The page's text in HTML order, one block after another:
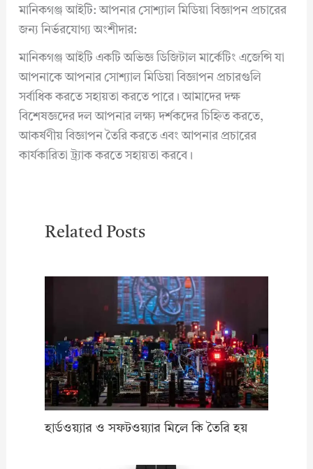
মানিকগঞ্জ আইটি: আপনার সোশ্যাল মিডিয়া বিজ্ঞাপন প্রচারের
জন্য নির্ভরযোগ্য অংশীদার:
মানিকগঞ্জ আইটি একটি অভিজ্ঞ ডিজিটাল মার্কেটিং এজেন্সি যা
আপনাকে আপনার সোশ্যাল মিডিয়া বিজ্ঞাপন প্রচারগুলি
সর্বাধিক করতে সহায়তা করতে পারে। আমাদের দক্ষ
বিশেষজ্ঞদের দল আপনার লক্ষ্য দর্শকদের চিহ্নিত করতে,
আকর্ষণীয় বিজ্ঞাপন তৈরি করতে এবং আপনার প্রচারের
কার্যকারিতা ট্র্যাক করতে সহায়তা করবে।
Related Posts
হার্ডওয়্যার ও সফটওয়্যার মিলে কি তৈরি হয়